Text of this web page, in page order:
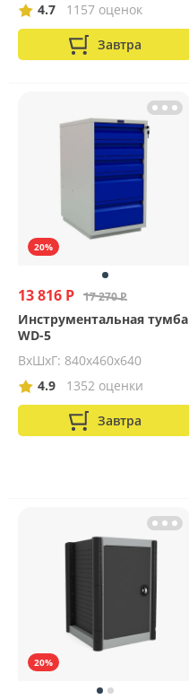
4.7
1157 оценок
Завтра
20%
13 816 Р 17 270 Р
Инструментальная тумба
WD-5
ВхШхГ: 840х460х640
4.9
1352 оценки
Завтра
20%